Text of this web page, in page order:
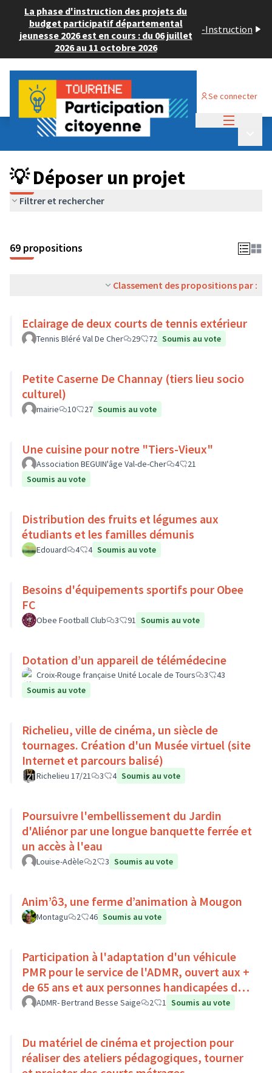
La phase d'instruction des projets du
budget participatif départemental
jeunesse 2026 est en cours : du 06 juillet
2026 au 11 octobre 2026
-Instruction
Se connecter
Budget Participatif ADULTE 2024
💡 Déposer un projet
💡 Déposer un projet
Filtrer et rechercher
69 propositions
Classement des propositions par :
Eclairage de deux courts de tennis extérieur
Tennis Bléré Val De Cher 29 72 Soumis au vote
Petite Caserne De Channay (tiers lieu socio
culturel)
mairie 10 27 Soumis au vote
Une cuisine pour notre "Tiers-Vieux"
Association BEGUIN'âge Val-de-Cher 4
21
Soumis au vote
Distribution des fruits et légumes aux
étudiants et les familles démunis
Edouard 4 4 Soumis au vote
Besoins d'équipements sportifs pour Obee
FC
Obee Football Club 3 91 Soumis au vote
Dotation d’un appareil de télémédecine
Croix-Rouge française Unité Locale de Tours 3
43
Soumis au vote
Richelieu, ville de cinéma, un siècle de
tournages. Création d'un Musée virtuel (site
Internet et parcours balisé)
Richelieu 17/21 3 4 Soumis au vote
Poursuivre l'embellissement du Jardin
d'Aliénor par une longue banquette ferrée et
un accès à l'eau
Louise-Adèle 2 3 Soumis au vote
Anim’ô3, une ferme d’animation à Mougon
Montagu 2 46 Soumis au vote
Participation à l'adaptation d'un véhicule
PMR pour le service de l'ADMR, ouvert aux +
de 65 ans et aux personnes handicapées du
Pays Loire-Touraine.
ADMR- Bertrand Besse Saige 2 1 Soumis au vote
Du matériel de cinéma et projection pour
réaliser des ateliers pédagogiques, tourner